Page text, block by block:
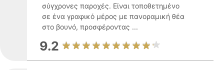
σύγχρονες παροχές. Είναι τοποθετημένο
σε ένα γραφικό μέρος με πανοραμική θέα
στο βουνό, προσφέροντας ...
9.2